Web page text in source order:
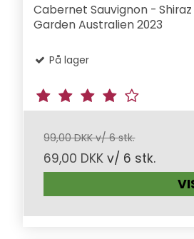
Cabernet Sauvignon -
Garden Australien 2023
På lager
99,00 DKK v/ 6 stk.
69,00 DKK v/ 6 stk.